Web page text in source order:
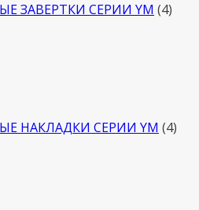
ЗАВЕРТКИ СЕРИИ YM 4
НАКЛАДКИ СЕРИИ YM 4